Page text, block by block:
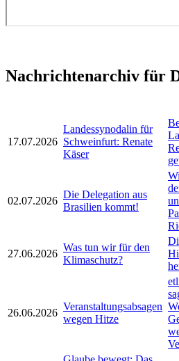
Nachrichtenarchiv für
17.07.2026
Landessynodalin für
Schweinfurt: Renate
Käser
02.07.2026
Die Delegation aus
Brasilien kommt!
27.06.2026
Was tun wir für den
Klimaschutz?
26.06.2026
Veranstaltungsabsagen
wegen Hitze